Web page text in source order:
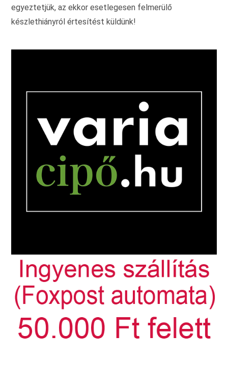
egyeztetjük, az ekkor esetlegesen felmerülő
készlethiányról értesítést küldünk!